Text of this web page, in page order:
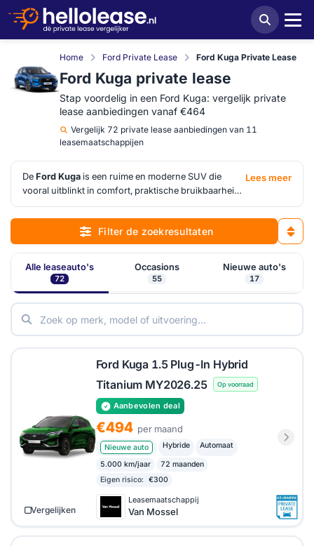
Home Ford Private Lease Ford Kuga Private Lease
Ford Kuga private lease
Stap voordelig in een Ford Kuga: vergelijk private
lease aanbiedingen vanaf €464
Vergelijk 72 private lease aanbiedingen van 11
leasemaatschappijen
De Ford Kuga is een ruime en moderne SUV die
vooral uitblinkt in comfort, praktische bruikbaarheid
en efficiënte (plug-in) hybride aandrijflijnen. Hij zit
precies in dat middensegment waar veel
gezinsrijders naar zoeken: hoger zitcomfort, een
ruime achterbank en een kofferbak die moeiteloos
het dagelijks gebruik aankan. Via HelloLease bekijk je
eenvoudig meerdere
Ford Kuga private lease
aanbiedingen naast elkaar, afkomstig van
verschillende leasemaatschappijen. Zo wordt snel
duidelijk welke uitvoering, looptijd en maandprijs
Lees meer
Filter de zoekresultaten
Alle leaseauto's
72
Occasions
55
Nieuwe auto's
17
Ford Kuga 1.5 Plug-In Hybrid
Titanium MY2026.25
Op voorraad
Aanbevolen deal
€494 per maand
Nieuwe auto Hybride Automaat
5.000 km/jaar
72 maanden
Eigen risico:
€300
Leasemaatschappij
Van Mossel
Vergelijken